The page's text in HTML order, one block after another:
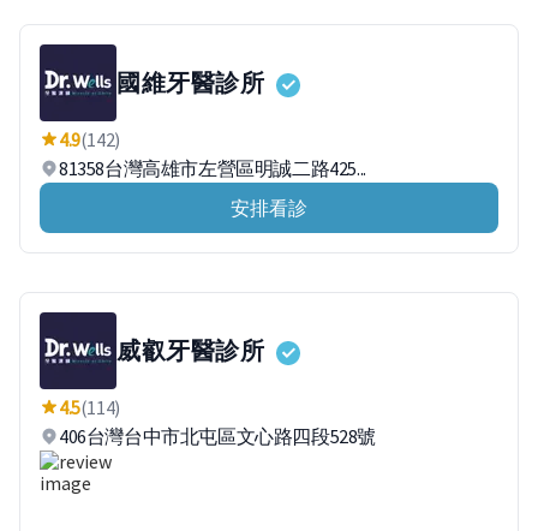
國維牙醫診所
4.9(142)
81358台灣高雄市左營區明誠二路425...
安排看診
威叡牙醫診所
4.5(114)
406台灣台中市北屯區文心路四段528號